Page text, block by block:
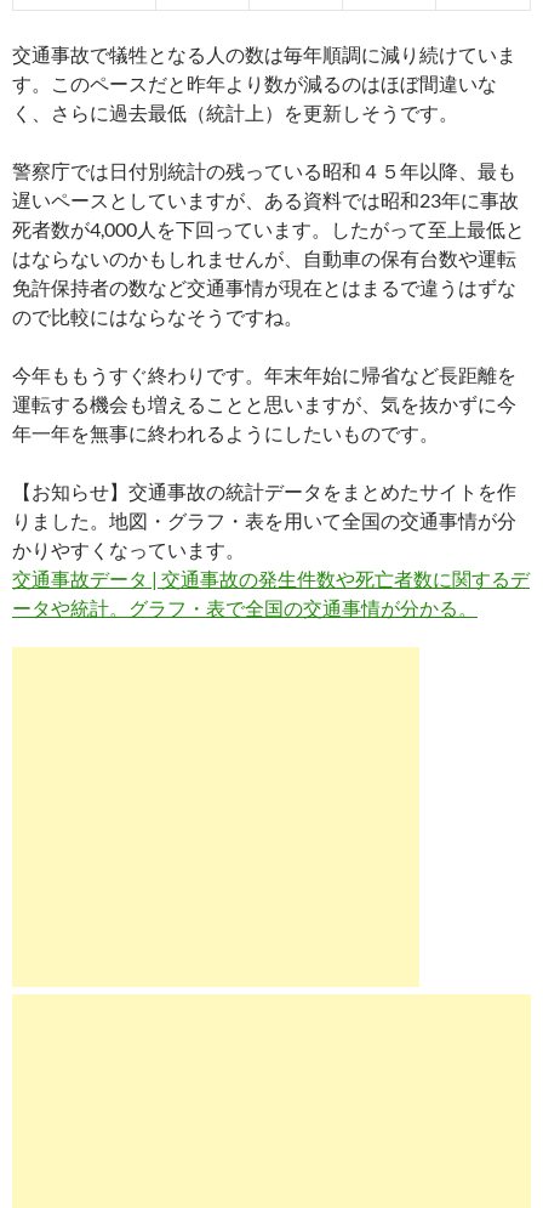
交通事故で犠牲となる人の数は毎年順調に減り続けていま
す。このペースだと昨年より数が減るのはほぼ間違いな
く、さらに過去最低（統計上）を更新しそうです。
警察庁では日付別統計の残っている昭和４５年以降、最も
遅いペースとしていますが、ある資料では昭和23年に事故
死者数が4,000人を下回っています。したがって至上最低と
はならないのかもしれませんが、自動車の保有台数や運転
免許保持者の数など交通事情が現在とはまるで違うはずな
ので比較にはならなそうですね。
今年ももうすぐ終わりです。年末年始に帰省など長距離を
運転する機会も増えることと思いますが、気を抜かずに今
年一年を無事に終われるようにしたいものです。
【お知らせ】交通事故の統計データをまとめたサイトを作
りました。地図・グラフ・表を用いて全国の交通事情が分
かりやすくなっています。
交通事故データ | 交通事故の発生件数や死亡者数に関するデ
ータや統計。グラフ・表で全国の交通事情が分かる。